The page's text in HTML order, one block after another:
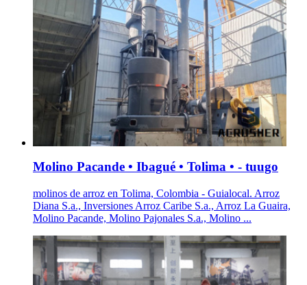
Molino Pacande • Ibagué • Tolima • - tuugo
molinos de arroz en Tolima, Colombia - Guialocal. Arroz
Diana S.a., Inversiones Arroz Caribe S.a., Arroz La Guaira,
Molino Pacande, Molino Pajonales S.a., Molino ...